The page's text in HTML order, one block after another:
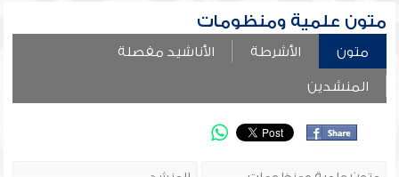
متون علمية ومنظومات
متون الأشرطة الأناشيد مفصلة
المنشدين